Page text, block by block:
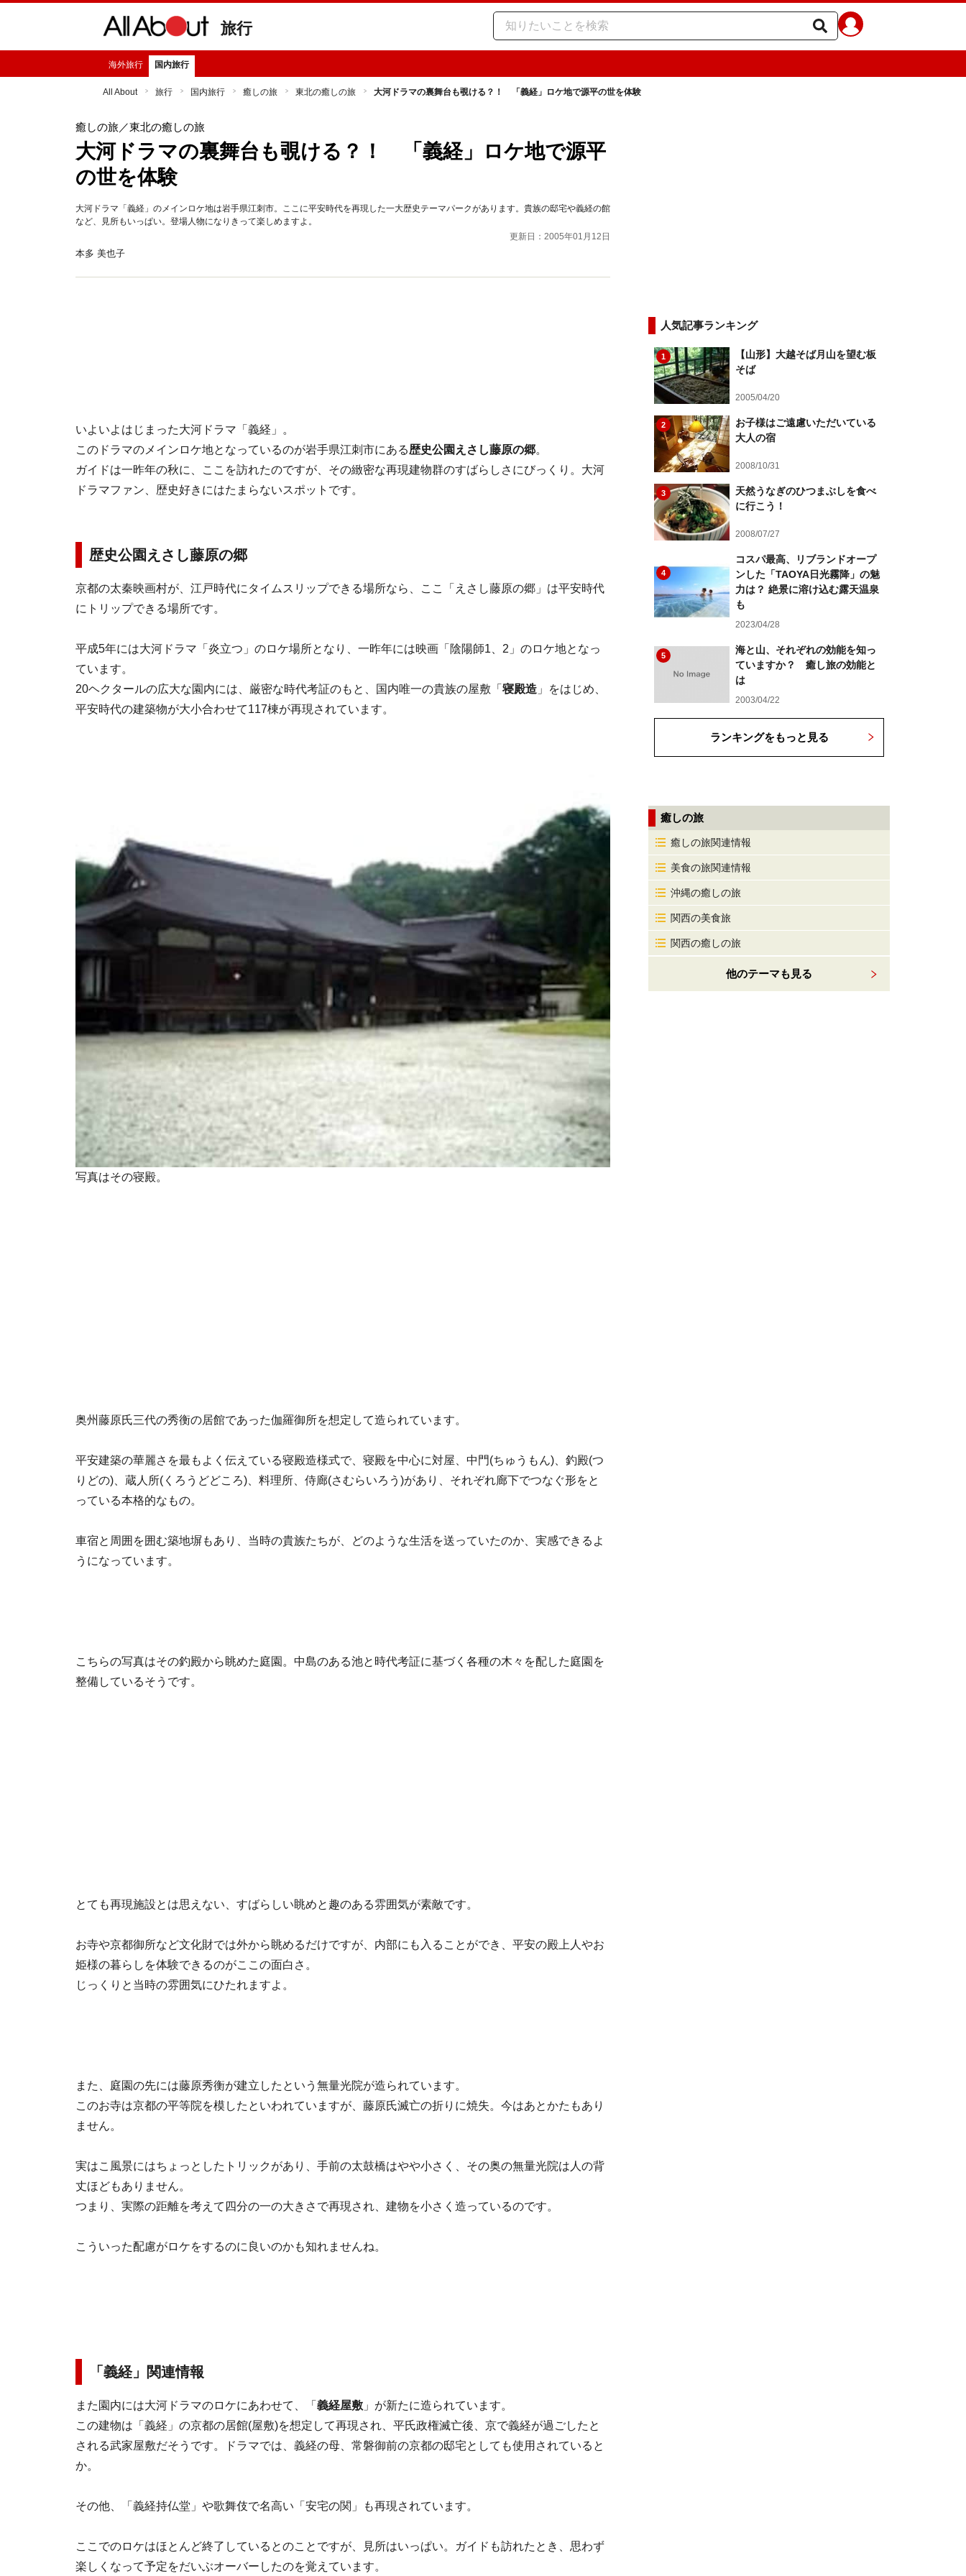
旅行
海外旅行 国内旅行
All About 旅行 国内旅行 癒しの旅 東北の癒しの旅 大河ドラマの裏舞台も覗ける？！ 「義経」ロケ地で源平の世を体験
癒しの旅 ／東北の癒しの旅
大河ドラマの裏舞台も覗ける？！ 「義経」ロケ地で源平
の世を体験
大河ドラマ「義経」のメインロケ地は岩手県江刺市。ここに平安時代を再現した一大歴史テーマパークがあります。貴族の邸宅や義経の館
など、見所もいっぱい。登場人物になりきって楽しめますよ。
更新日：2005年01月12日
本多 美也子
いよいよはじまった大河ドラマ「義経」。
このドラマのメインロケ地となっているのが岩手県江刺市にある歴史公園えさし藤原の郷。
ガイドは一昨年の秋に、ここを訪れたのですが、その緻密な再現建物群のすばらしさにびっくり。大河
ドラマファン、歴史好きにはたまらないスポットです。
歴史公園えさし藤原の郷
京都の太秦映画村が、江戸時代にタイムスリップできる場所なら、ここ「えさし藤原の郷」は平安時代
にトリップできる場所です。
平成5年には大河ドラマ「炎立つ」のロケ場所となり、一昨年には映画「陰陽師1、2」のロケ地となっ
ています。
20ヘクタールの広大な園内には、厳密な時代考証のもと、国内唯一の貴族の屋敷「 寝殿造 」をはじめ、
平安時代の建築物が大小合わせて117棟が再現されています。
写真はその寝殿。
奥州藤原氏三代の秀衡の居館であった伽羅御所を想定して造られています。
平安建築の華麗さを最もよく伝えている寝殿造様式で、寝殿を中心に対屋、中門(ちゅうもん)、釣殿(つ
りどの)、蔵人所(くろうどどころ)、料理所、侍廊(さむらいろう)があり、それぞれ廊下でつなぐ形をと
っている本格的なもの。
車宿と周囲を囲む築地塀もあり、当時の貴族たちが、どのような生活を送っていたのか、実感できるよ
うになっています。
こちらの写真はその釣殿から眺めた庭園。中島のある池と時代考証に基づく各種の木々を配した庭園を
整備しているそうです。
とても再現施設とは思えない、すばらしい眺めと趣のある雰囲気が素敵です。
お寺や京都御所など文化財では外から眺めるだけですが、内部にも入ることができ、平安の殿上人やお
姫様の暮らしを体験できるのがここの面白さ。
じっくりと当時の雰囲気にひたれますよ。
また、庭園の先には藤原秀衡が建立したという無量光院が造られています。
このお寺は京都の平等院を模したといわれていますが、藤原氏滅亡の折りに焼失。今はあとかたもあり
ません。
実はこ風景にはちょっとしたトリックがあり、手前の太鼓橋はやや小さく、その奥の無量光院は人の背
丈ほどもありません。
つまり、実際の距離を考えて四分の一の大きさで再現され、建物を小さく造っているのです。
こういった配慮がロケをするのに良いのかも知れませんね。
「義経」関連情報
また園内には大河ドラマのロケにあわせて、「 義経屋敷 」が新たに造られています。
この建物は「義経」の京都の居館(屋敷)を想定して再現され、平氏政権滅亡後、京で義経が過ごしたと
される武家屋敷だそうです。ドラマでは、義経の母、常磐御前の京都の邸宅としても使用されていると
か。
その他、「義経持仏堂」や歌舞伎で名高い「安宅の関」も再現されています。
ここでのロケはほとんど終了しているとのことですが、見所はいっぱい。ガイドも訪れたとき、思わず
楽しくなって予定をだいぶオーバーしたのを覚えています。
人気記事ランキング
1
【山形】大越そば月山を望む板
そば
2005/04/20
2
お子様はご遠慮いただいている
大人の宿
2008/10/31
3
天然うなぎのひつまぶしを食べ
に行こう！
2008/07/27
4
コスパ最高、リブランドオープ
ンした「TAOYA日光霧降」の魅
力は？ 絶景に溶け込む露天温泉
も
2023/04/28
5
海と山、それぞれの効能を知っ
ていますか？ 癒し旅の効能と
は
2003/04/22
ランキングをもっと見る
癒しの旅
癒しの旅関連情報
美食の旅関連情報
沖縄の癒しの旅
関西の美食旅
関西の癒しの旅
他のテーマも見る